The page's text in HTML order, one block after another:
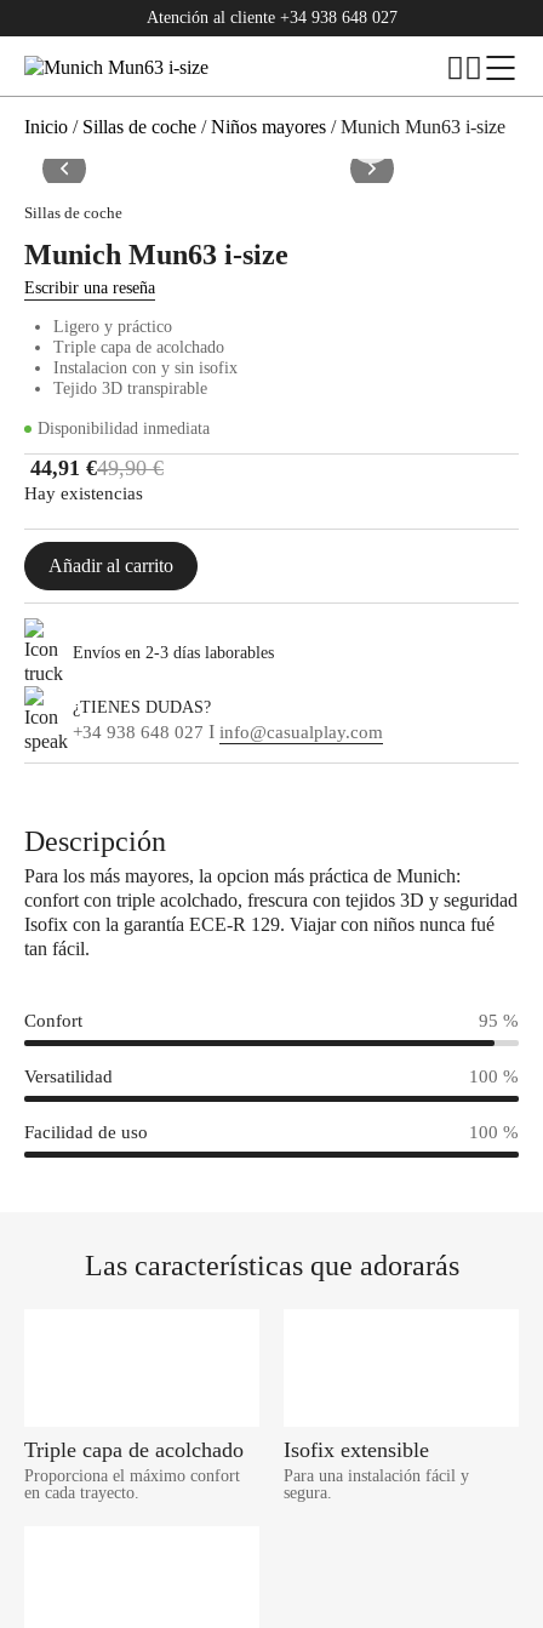
Atención al cliente +34 938 648 027
Inicio / Sillas de coche /Niños mayores / Munich Mun63 i-size
Sillas de coche
Munich Mun63 i-size
Escribir una reseña
Ligero y práctico
Triple capa de acolchado
Instalacion con y sin isofix
Tejido 3D transpirable
Disponibilidad inmediata
49,90€
44,91 €
Hay existencias
Añadir al carrito
Envíos en 2-3 días laborables
¿TIENES DUDAS?
+34 938 648 027 I info@casualplay.com
Descripción
Para los más mayores, la opcion más práctica de Munich:
confort con triple acolchado, frescura con tejidos 3D y seguridad
Isofix con la garantía ECE-R 129. Viajar con niños nunca fué
tan fácil.
Confort 95 %
Versatilidad 100 %
Facilidad de uso 100 %
Las características que adorarás
Triple capa de acolchado
Proporciona el máximo confort
en cada trayecto.
Isofix extensible
Para una instalación fácil y
segura.